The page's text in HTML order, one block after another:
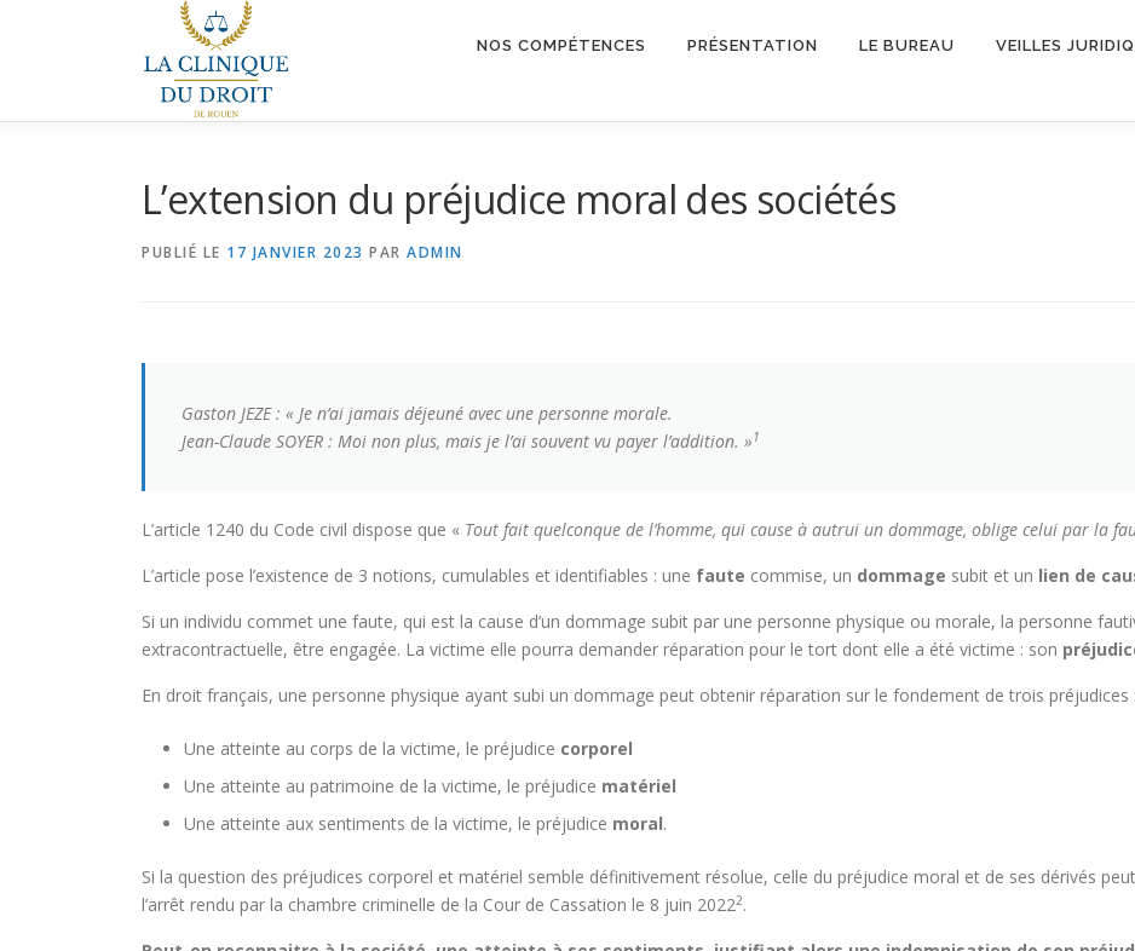
NOS COMPÉTENCES PRÉSENTATION LE BUREAU VEILLES
L’extension du préjudice moral des sociétés
PUBLIÉ LE 17 JANVIER 2023 PAR ADMIN
Gaston JEZE : « Je n’ai jamais déjeuné avec une personne morale.
Jean-Claude SOYER : Moi non plus, mais je l’ai souvent vu payer l’addition. »1
L’article 1240 du Code civil dispose que « Tout fait quelconque de l’homme, qui cause à autrui un dommage, oblige celui par la
L’article pose l’existence de 3 notions, cumulables et identifiables : une faute commise, un dommage subit et un lien de
Si un individu commet une faute, qui est la cause d’un dommage subit par une personne physique ou morale, la personne
extracontractuelle, être engagée. La victime elle pourra demander réparation pour le tort dont elle a été victime : son
En droit français, une personne physique ayant subi un dommage peut obtenir réparation sur le fondement de trois préjudices :
Une atteinte au corps de la victime, le préjudice corporel
Une atteinte au patrimoine de la victime, le préjudice matériel
Une atteinte aux sentiments de la victime, le préjudice moral.
Si la question des préjudices corporel et matériel semble définitivement résolue, celle du préjudice moral et de ses dérivés
l’arrêt rendu par la chambre criminelle de la Cour de Cassation le 8 juin 20222.